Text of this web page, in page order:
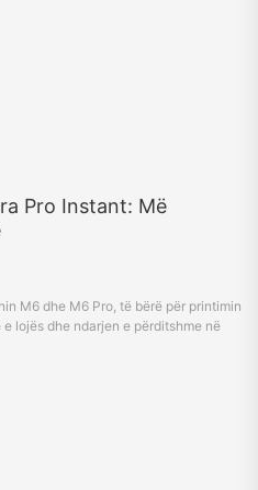
M6 dhe M6 Pro, të bërë për printimin
lojës dhe ndarjen e përditshme në